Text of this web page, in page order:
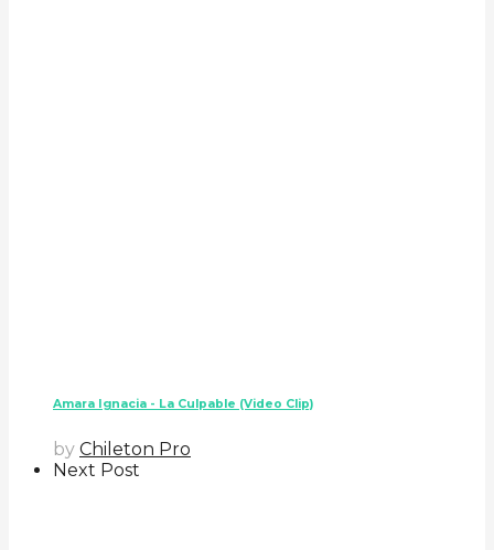
Amara Ignacia - La Culpable (Video Clip)
by Chileton Pro
Next Post